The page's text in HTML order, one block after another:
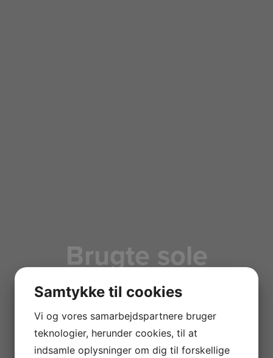
Brugte sole
Samtykke til cookies
Vi og vores samarbejdspartnere bruger
teknologier, herunder cookies, til at
indsamle oplysninger om dig til forskellige